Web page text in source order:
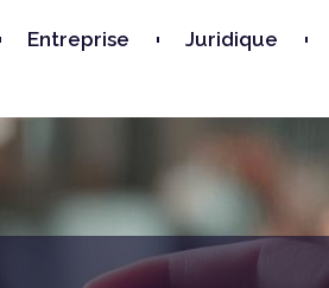
Entreprise Juridique